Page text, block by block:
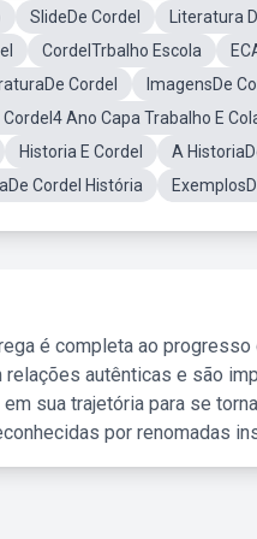
SlideDe Cordel
Literatura
CordelTrbalho Escola
Cordel ImagensDe
Cordel4 Ano Capa Trabalho E
Historia E Cordel A
Cordel História
é completa ao
autênticas e são
sua trajetória para se
por renomadas